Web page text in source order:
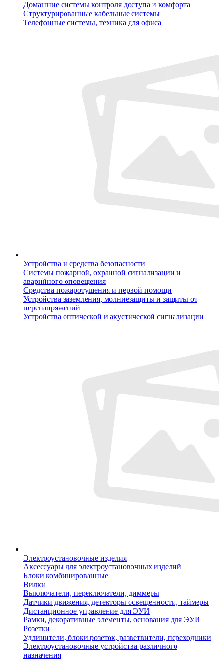
Домашние системы контроля доступа и комфорта
Структурированные кабельные системы
Телефонные системы, техника для офиса
Устройства и средства безопасности
Системы пожарной, охранной сигнализации и
аварийного оповещения
Средства пожаротушения и первой помощи
Устройства заземления, молниезащиты и защиты от
перенапряжений
Устройства оптической и акустической сигнализации
Электроустановочные изделия
Аксессуары для электроустановочных изделий
Блоки комбинированные
Вилки
Выключатели, переключатели, диммеры
Датчики движения, детекторы освещенности, таймеры
Дистанционное управление для ЭУИ
Рамки, декоративные элементы, основания для ЭУИ
Розетки
Удлинители, блоки розеток, разветвители, переходники
Электроустановочные устройства различного
назначения